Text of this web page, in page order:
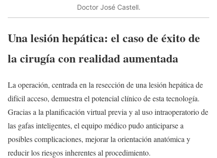
Doctor José Castell.
Una lesión hepática: el caso de éxito de
la cirugía con realidad aumentada
La operación, centrada en la resección de una lesión hepática de
difícil acceso, demuestra el potencial clínico de esta tecnología.
Gracias a la planificación virtual previa y al uso intraoperatorio de
las gafas inteligentes, el equipo médico pudo anticiparse a
posibles complicaciones, mejorar la orientación anatómica y
reducir los riesgos inherentes al procedimiento.